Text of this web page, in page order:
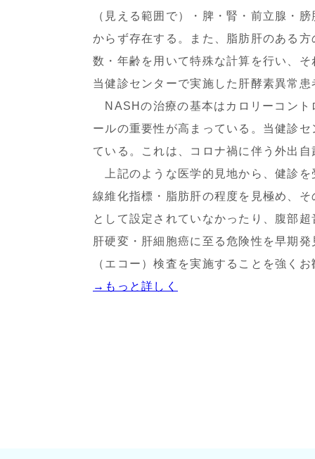
（見える範囲で）・脾・腎・前立腺・
からず存在する。また、脂肪肝のある
数・年齢を用いて特殊な計算を行い、
当健診センターで実施した肝酵素異常
NASHの治療の基本はカロリーコント
ールの重要性が高まっている。当健診
ている。これは、コロナ禍に伴う外出
上記のような医学的見地から、健診を
線維化指標・脂肪肝の程度を見極め、
として設定されていなかったり、腹部
肝硬変・肝細胞癌に至る危険性を早期
（エコー）検査を実施することを強く
→もっと詳しく